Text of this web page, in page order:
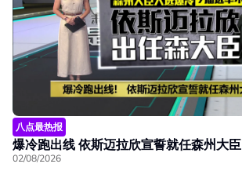
八点最热报
爆冷跑出线 依斯迈拉欣宣誓就任森州大臣
02/08/2026